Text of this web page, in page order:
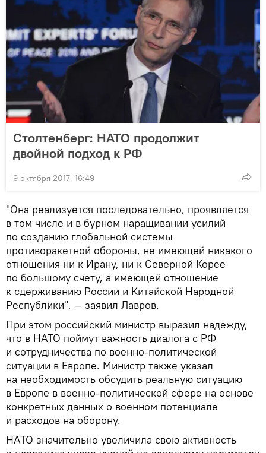
Столтенберг: НАТО продолжит
двойной подход к РФ
9 октября 2017, 16:49
"Она реализуется последовательно, проявляется
в том числе и в бурном наращивании усилий
по созданию глобальной системы
противоракетной обороны, не имеющей никакого
отношения ни к Ирану, ни к Северной Корее
по большому счету, а имеющей отношение
к сдерживанию России и Китайской Народной
Республики", — заявил Лавров.
При этом российский министр выразил надежду,
что в НАТО поймут важность диалога с РФ
и сотрудничества по военно-политической
ситуации в Европе. Министр также указал
на необходимость обсудить реальную ситуацию
в Европе в военно-политической сфере на основе
конкретных данных о военном потенциале
и расходов на оборону.
НАТО значительно увеличила свою активность